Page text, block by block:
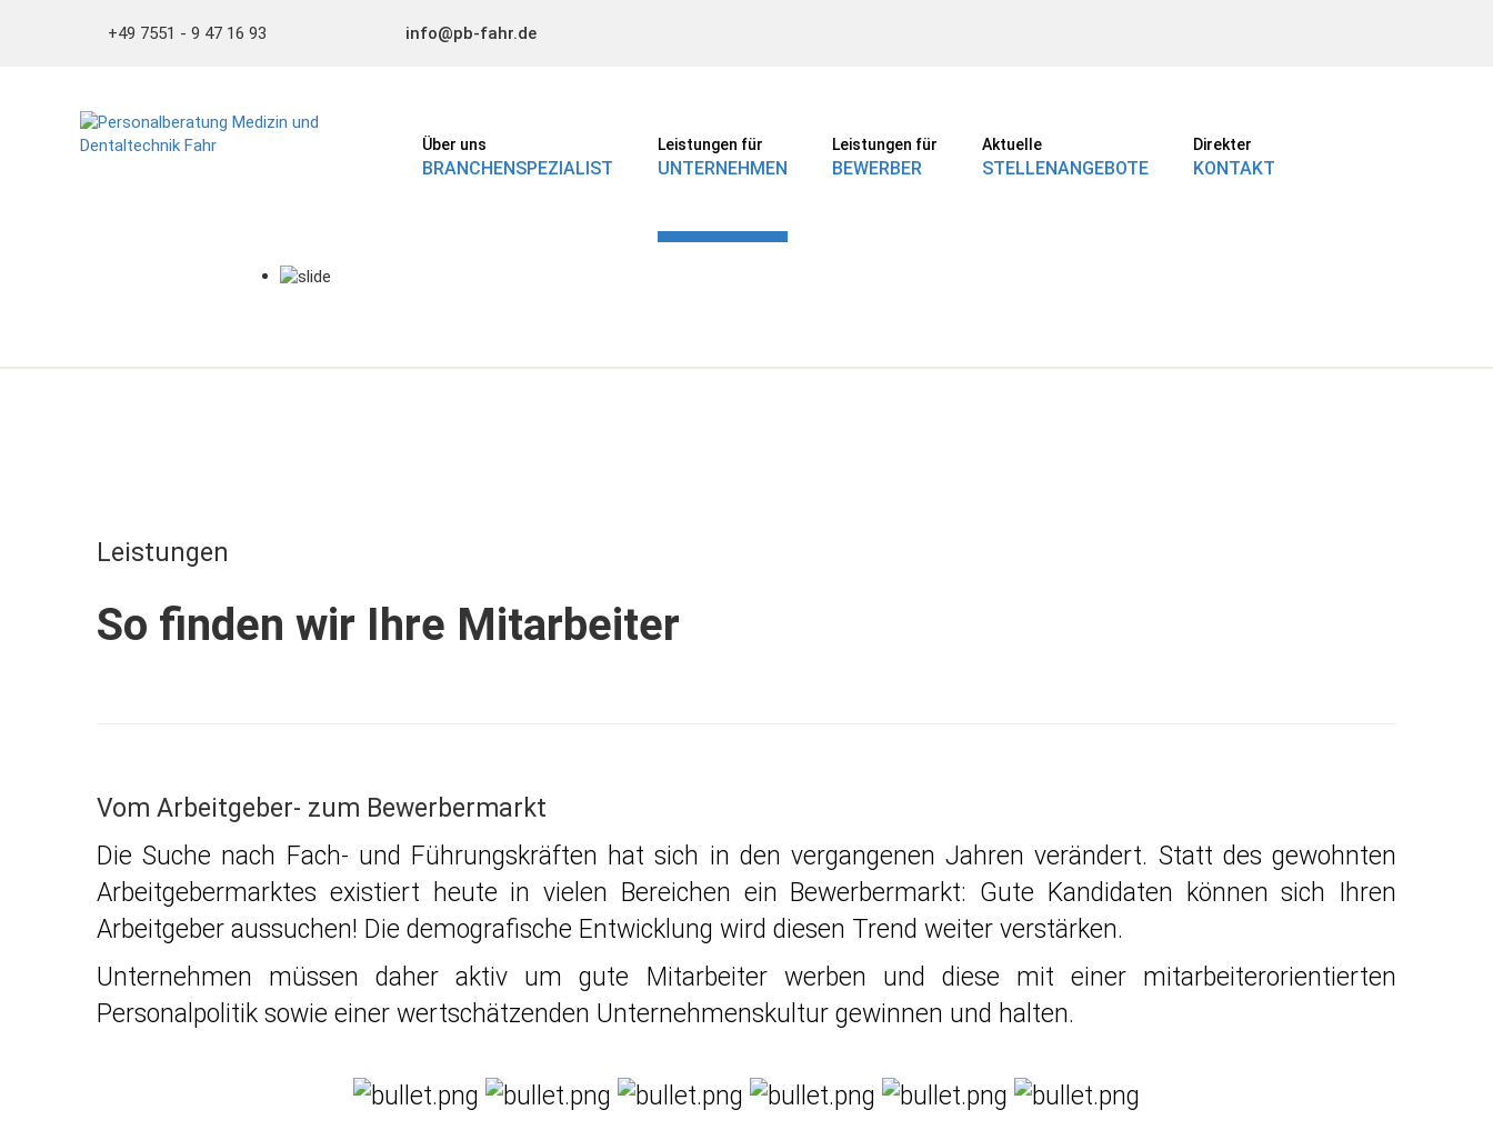
+49 7551 - 9 47 16 93 info@pb-fahr.de
Über uns
BRANCHENSPEZIALIST
Leistungen für
UNTERNEHMEN
Leistungen für
BEWERBER
Aktuelle
STELLENANGEBOTE
Direkter
KONTAKT
Leistungen
So finden wir Ihre Mitarbeiter
Vom Arbeitgeber- zum Bewerbermarkt
Die Suche nach Fach- und Führungskräften hat sich in den vergangenen Jahren verändert. Statt des gewohnten
Arbeitgebermarktes existiert heute in vielen Bereichen ein Bewerbermarkt: Gute Kandidaten können sich Ihren
Arbeitgeber aussuchen! Die demografische Entwicklung wird diesen Trend weiter verstärken.
Unternehmen müssen daher aktiv um gute Mitarbeiter werben und diese mit einer mitarbeiterorientierten
Personalpolitik sowie einer wertschätzenden Unternehmenskultur gewinnen und halten.